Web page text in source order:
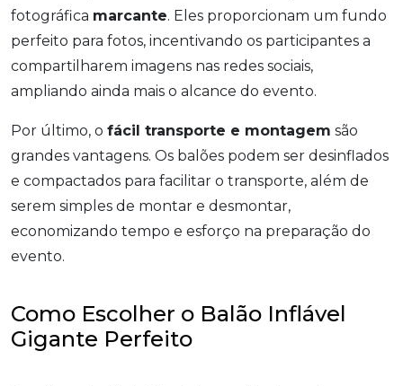
fotográfica marcante. Eles proporcionam um fundo
perfeito para fotos, incentivando os participantes a
compartilharem imagens nas redes sociais,
ampliando ainda mais o alcance do evento.
Por último, o fácil transporte e montagem são
grandes vantagens. Os balões podem ser desinflados
e compactados para facilitar o transporte, além de
serem simples de montar e desmontar,
economizando tempo e esforço na preparação do
evento.
Como Escolher o Balão Inflável
Gigante Perfeito